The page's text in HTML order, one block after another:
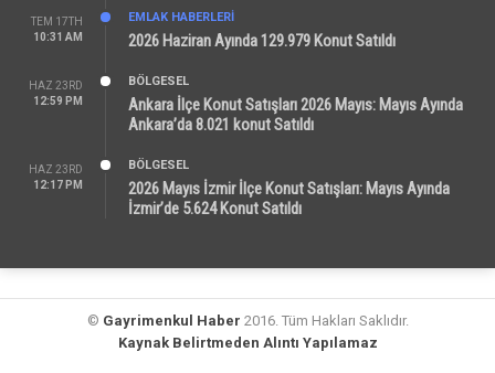
TEM 17TH
10:31 AM
EMLAK HABERLERI
2026 Haziran Ayında 129.979 Konut Satıldı
HAZ 23RD
12:59 PM
BÖLGESEL
Ankara İlçe Konut Satışları 2026 Mayıs: Mayıs Ayında
Ankara’da 8.021 konut Satıldı
HAZ 23RD
12:17 PM
BÖLGESEL
2026 Mayıs İzmir İlçe Konut Satışları: Mayıs Ayında
İzmir’de 5.624 Konut Satıldı
© Gayrimenkul Haber 2016. Tüm Hakları Saklıdır.
Kaynak Belirtmeden Alıntı Yapılamaz